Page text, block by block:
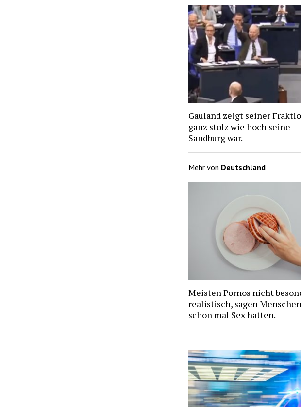
Gauland zeigt seiner
ganz stolz wie hoch seine
Sandburg war.
Mehr von Deutschland
Meisten Pornos nicht
realistisch, sagen
schon mal Sex hatten.